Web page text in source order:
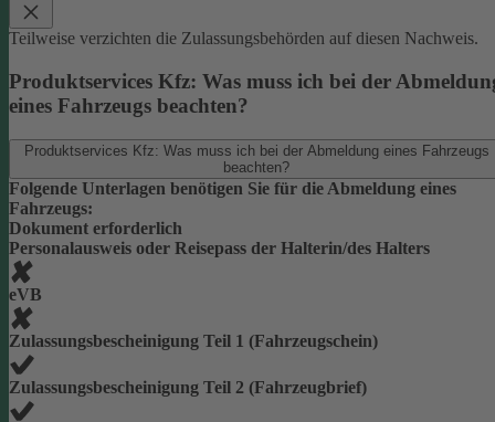
Teilweise verzichten die Zulassungsbehörden auf diesen Nachweis.
Produktservices Kfz: Was muss ich bei der
eines Fahrzeugs beachten?
Produktservices Kfz: Was muss ich bei der Abmeldung eines Fahrzeugs
beachten?
Folgende Unterlagen benötigen Sie für die Abmeldung eines
Fahrzeugs:
Dokument erforderlich
Personalausweis oder Reisepass der Halterin/des Halters
eVB
Zulassungsbescheinigung Teil 1 (Fahrzeugschein)
Zulassungsbescheinigung Teil 2 (Fahrzeugbrief)